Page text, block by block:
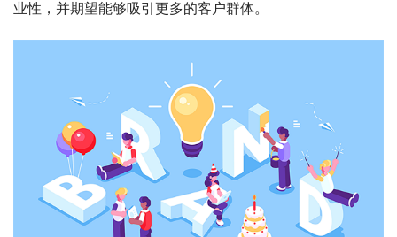
业性，并期望能够吸引更多的客户群体。